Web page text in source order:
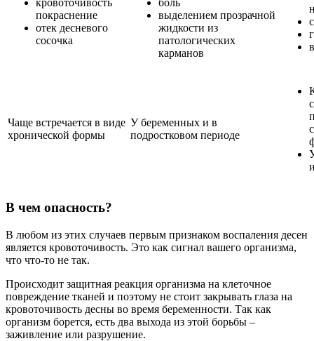
кровоточивость
покраснение
отек десневого
сосочка
боль
выделением прозрачной
жидкости из
патологических
карманов
Чаще встречается в виде
хронической формы
У беременных и в
подростковом периоде
В чем опасность?
В любом из этих случаев первым признаком воспаления десен
является кровоточивость. Это как сигнал вашего организма,
что что-то не так.
Происходит защитная реакция организма на клеточное
повреждение тканей и поэтому не стоит закрывать глаза на
кровоточивость десны во время беременности. Так как
организм борется, есть два выхода из этой борьбы –
заживление или разрушение.